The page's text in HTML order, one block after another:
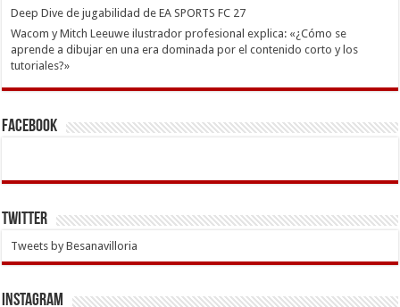
Deep Dive de jugabilidad de EA SPORTS FC 27
Wacom y Mitch Leeuwe ilustrador profesional explica: «¿Cómo se
aprende a dibujar en una era dominada por el contenido corto y los
tutoriales?»
Facebook
Twitter
Tweets by Besanavilloria
INSTAGRAM